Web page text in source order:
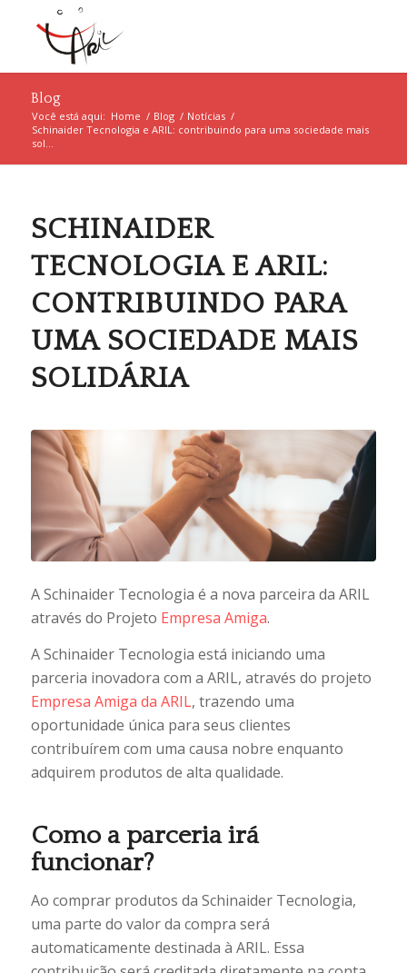
Blog
Você está aqui: Home / Blog / Notícias /
Schinaider Tecnologia e ARIL: contribuindo para uma sociedade mais
sol...
SCHINAIDER
TECNOLOGIA E ARIL:
CONTRIBUINDO PARA
UMA SOCIEDADE MAIS
SOLIDÁRIA
A Schinaider Tecnologia é a nova parceira da ARIL
através do Projeto Empresa Amiga.
A Schinaider Tecnologia está iniciando uma
parceria inovadora com a ARIL, através do projeto
Empresa Amiga da ARIL, trazendo uma
oportunidade única para seus clientes
contribuírem com uma causa nobre enquanto
adquirem produtos de alta qualidade.
Como a parceria irá
funcionar?
Ao comprar produtos da Schinaider Tecnologia,
uma parte do valor da compra será
automaticamente destinada à ARIL. Essa